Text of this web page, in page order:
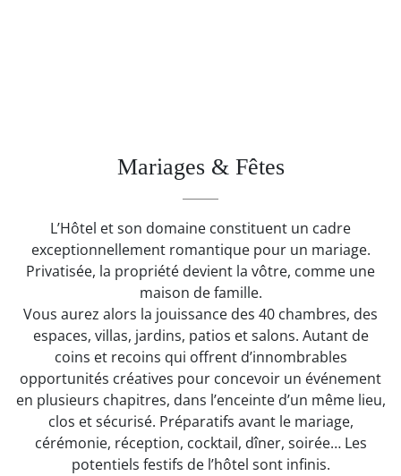
Mariages & Fêtes
L’Hôtel et son domaine constituent un cadre
exceptionnellement romantique pour un mariage.
Privatisée, la propriété devient la vôtre, comme une
maison de famille.
Vous aurez alors la jouissance des 40 chambres, des
espaces, villas, jardins, patios et salons. Autant de
coins et recoins qui offrent d’innombrables
opportunités créatives pour concevoir un événement
en plusieurs chapitres, dans l’enceinte d’un même lieu,
clos et sécurisé. Préparatifs avant le mariage,
cérémonie, réception, cocktail, dîner, soirée… Les
potentiels festifs de l’hôtel sont infinis.